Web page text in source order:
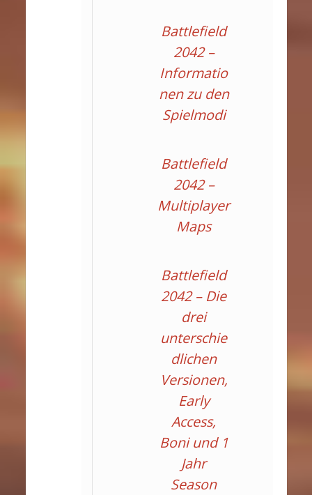
Battlefield
2042 –
Informatio
nen zu den
Spielmodi
Battlefield
2042 –
Multiplayer
Maps
Battlefield
2042 – Die
drei
unterschie
dlichen
Versionen,
Early
Access,
Boni und 1
Jahr
Season